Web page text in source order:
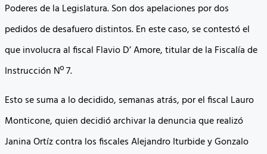
Poderes de la Legislatura. Son dos apelaciones por dos
pedidos de desafuero distintos. En este caso, se contestó el
que involucra al fiscal Flavio D’ Amore, titular de la Fiscalía de
Instrucción Nº 7.
Esto se suma a lo decidido, semanas atrás, por el fiscal Lauro
Monticone, quien decidió archivar la denuncia que realizó
Janina Ortíz contra los fiscales Alejandro Iturbide y Gonzalo